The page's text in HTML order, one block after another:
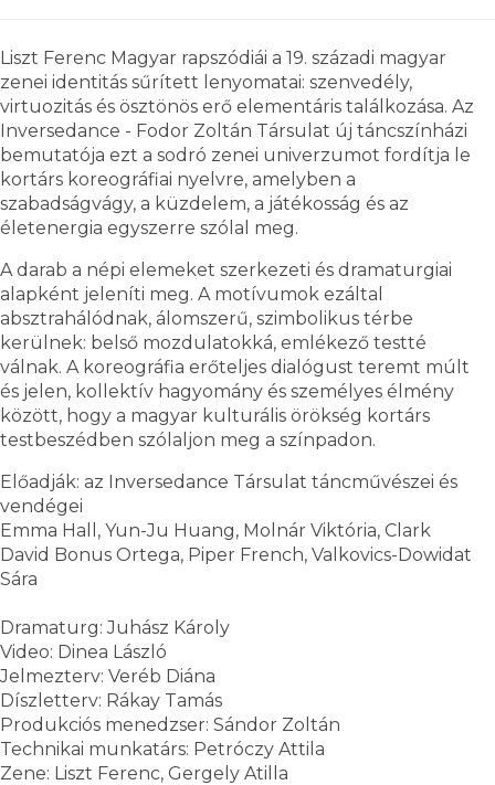
Liszt Ferenc Magyar rapszódiái a 19. századi magyar
zenei identitás sűrített lenyomatai: szenvedély,
virtuozitás és ösztönös erő elementáris találkozása. Az
Inversedance - Fodor Zoltán Társulat új táncszínházi
bemutatója ezt a sodró zenei univerzumot fordítja le
kortárs koreográfiai nyelvre, amelyben a
szabadságvágy, a küzdelem, a játékosság és az
életenergia egyszerre szólal meg.
A darab a népi elemeket szerkezeti és dramaturgiai
alapként jeleníti meg. A motívumok ezáltal
absztrahálódnak, álomszerű, szimbolikus térbe
kerülnek: belső mozdulatokká, emlékező testté
válnak. A koreográfia erőteljes dialógust teremt múlt
és jelen, kollektív hagyomány és személyes élmény
között, hogy a magyar kulturális örökség kortárs
testbeszédben szólaljon meg a színpadon.
Előadják: az Inversedance Társulat táncművészei és
vendégei
Emma Hall, Yun-Ju Huang, Molnár Viktória, Clark
David Bonus Ortega, Piper French, Valkovics-Dowidat
Sára
Dramaturg: Juhász Károly
Video: Dinea László
Jelmezterv: Veréb Diána
Díszletterv: Rákay Tamás
Produkciós menedzser: Sándor Zoltán
Technikai munkatárs: Petróczy Attila
Zene: Liszt Ferenc, Gergely Atilla